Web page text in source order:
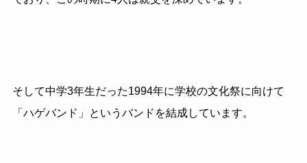
そして中学3年生だった1994年に学校の文化祭に向けて
「ハゲバンド」というバンドを結成しています。